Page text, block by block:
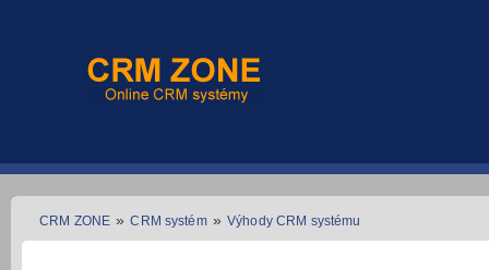
CRM ZONE » CRM systém » Výhody CRM systému